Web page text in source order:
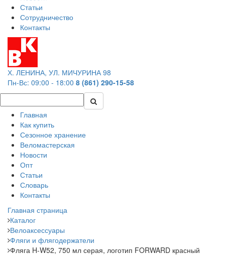
Статьи
Сотрудничество
Контакты
Х. ЛЕНИНА, УЛ. МИЧУРИНА 98
Пн-Вс: 09:00 - 18:00 8 (861) 290-15-58
Главная
Как купить
Сезонное хранение
Веломастерская
Новости
Опт
Статьи
Словарь
Контакты
Главная страница
Каталог
Велоаксессуары
Фляги и флягодержатели
Фляга H-W52, 750 мл серая, логотип FORWARD красный